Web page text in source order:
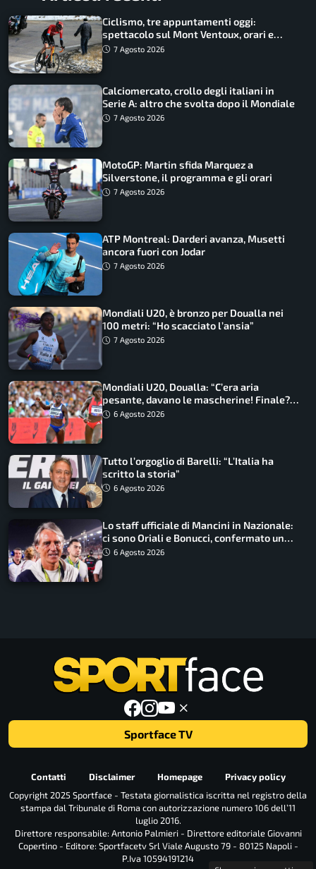
Ciclismo, tre appuntamenti oggi:
spettacolo sul Mont Ventoux, orari e
come vederli
7 Agosto 2026
Calciomercato, crollo degli italiani in
Serie A: altro che svolta dopo il Mondiale
7 Agosto 2026
MotoGP: Martin sfida Marquez a
Silverstone, il programma e gli orari
7 Agosto 2026
ATP Montreal: Darderi avanza, Musetti
ancora fuori con Jodar
7 Agosto 2026
Mondiali U20, è bronzo per Doualla nei
100 metri: “Ho scacciato l’ansia”
7 Agosto 2026
Mondiali U20, Doualla: “C’era aria
pesante, davano le mascherine! Finale?
Non ho nulla da perdere”
6 Agosto 2026
Tutto l’orgoglio di Barelli: “L’Italia ha
scritto la storia”
6 Agosto 2026
Lo staff ufficiale di Mancini in Nazionale:
ci sono Oriali e Bonucci, confermato un
ritorno
6 Agosto 2026
Sportface TV
Contatti Disclaimer Homepage
Privacy policy
Copyright 2025 Sportface - Testata giornalistica iscritta nel registro della
stampa dal Tribunale di Roma con autorizzazione numero 106 dell’11
luglio 2016.
Direttore responsabile: Antonio Palmieri - Direttore editoriale Giovanni
Copertino - Editore: Sportfacetv Srl Viale Augusto 79 - 80125 Napoli -
P.Iva 10594191214